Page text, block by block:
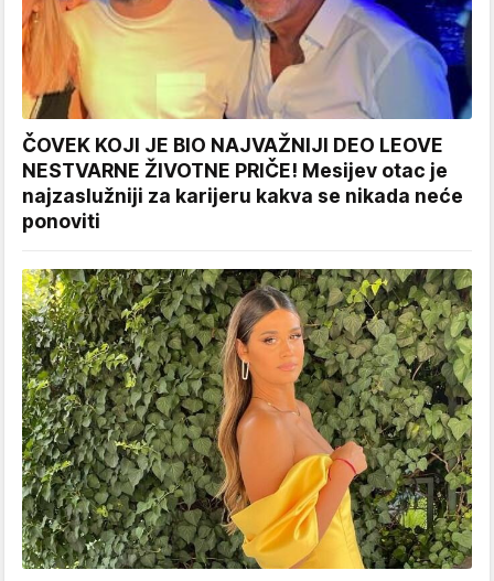
ČOVEK KOJI JE BIO NAJVAŽNIJI DEO LEOVE
NESTVARNE ŽIVOTNE PRIČE! Mesijev otac je
najzaslužniji za karijeru kakva se nikada neće
ponoviti